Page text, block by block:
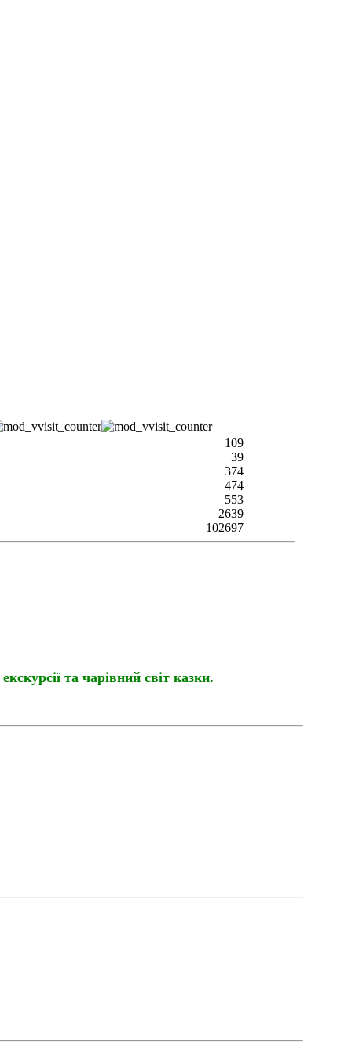
109
39
374
474
553
2639
102697
та чарівний світ казки.